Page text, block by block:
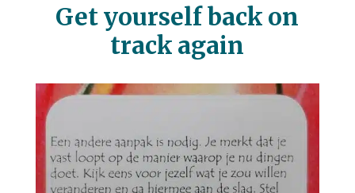
Get yourself back on
track again